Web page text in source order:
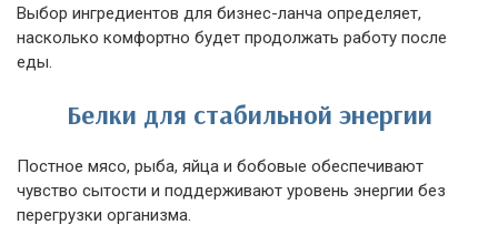
Выбор ингредиентов для бизнес-ланча определяет,
насколько комфортно будет продолжать работу после
еды.
Белки для стабильной энергии
Постное мясо, рыба, яйца и бобовые обеспечивают
чувство сытости и поддерживают уровень энергии без
перегрузки организма.